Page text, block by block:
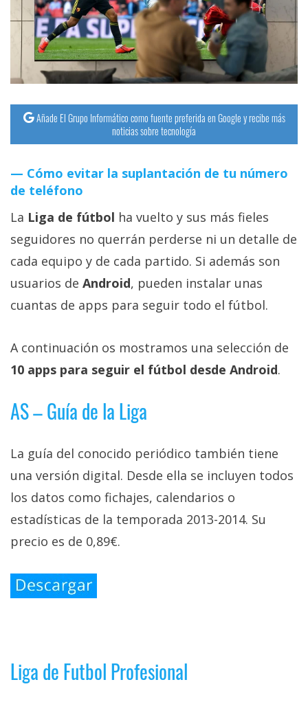
Operadores
Trucos
y
Tutoriales
Sistemas
operativos
Profesional
+
Sorteos
Foros
Contacto
/
Sobre
nosotros
/
Publicidad
Cambiar
opciones
Aviso
Legal
Añade El Grupo Informático como fuente preferida en Google y recibe más
noticias sobre tecnología
Cómo evitar la suplantación de tu número
de teléfono
La Liga de fútbol ha vuelto y sus más fieles
seguidores no querrán perderse ni un detalle de
cada equipo y de cada partido. Si además son
usuarios de Android, pueden instalar unas
cuantas de apps para seguir todo el fútbol.
A continuación os mostramos una selección de
10 apps para seguir el fútbol desde Android.
AS – Guía de la Liga
La guía del conocido periódico también tiene
una versión digital. Desde ella se incluyen todos
los datos como fichajes, calendarios o
estadísticas de la temporada 2013-2014. Su
precio es de 0,89€.
Liga de Futbol Profesional